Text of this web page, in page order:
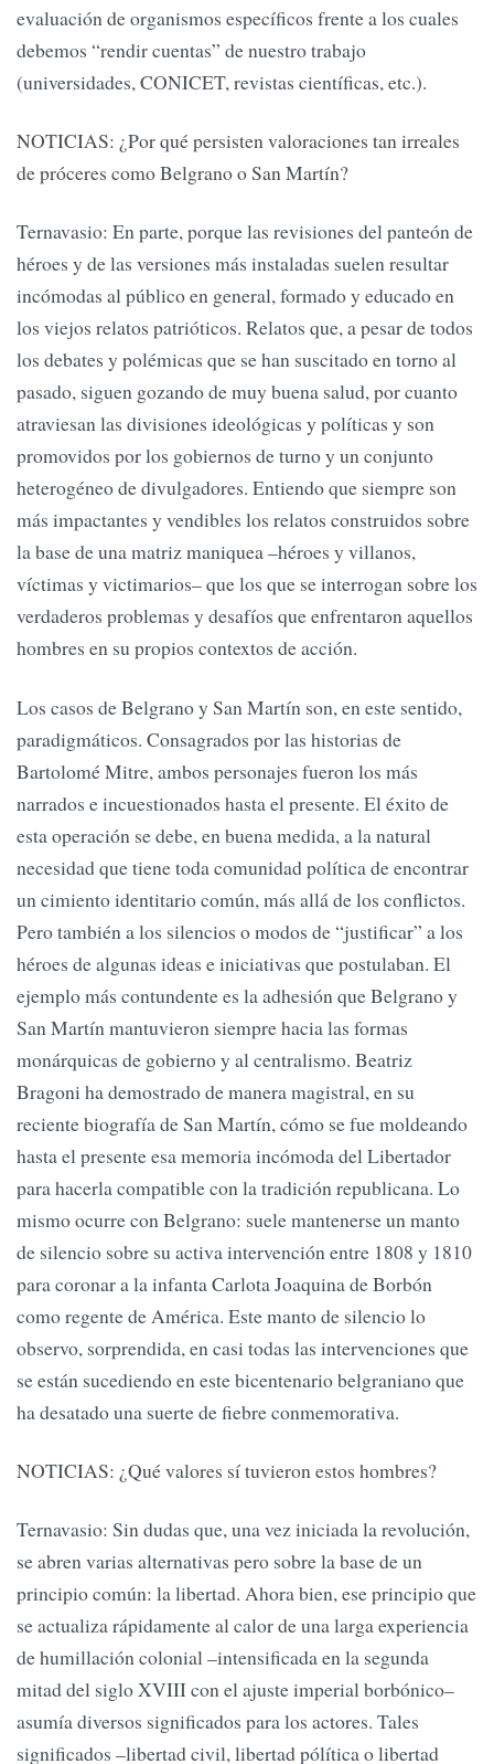
evaluación de organismos específicos frente a los cuales
debemos “rendir cuentas” de nuestro trabajo
(universidades, CONICET, revistas científicas, etc.).
NOTICIAS: ¿Por qué persisten valoraciones tan irreales
de próceres como Belgrano o San Martín?
Ternavasio: En parte, porque las revisiones del panteón de
héroes y de las versiones más instaladas suelen resultar
incómodas al público en general, formado y educado en
los viejos relatos patrióticos. Relatos que, a pesar de todos
los debates y polémicas que se han suscitado en torno al
pasado, siguen gozando de muy buena salud, por cuanto
atraviesan las divisiones ideológicas y políticas y son
promovidos por los gobiernos de turno y un conjunto
heterogéneo de divulgadores. Entiendo que siempre son
más impactantes y vendibles los relatos construidos sobre
la base de una matriz maniquea –héroes y villanos,
víctimas y victimarios– que los que se interrogan sobre los
verdaderos problemas y desafíos que enfrentaron aquellos
hombres en su propios contextos de acción.
Los casos de Belgrano y San Martín son, en este sentido,
paradigmáticos. Consagrados por las historias de
Bartolomé Mitre, ambos personajes fueron los más
narrados e incuestionados hasta el presente. El éxito de
esta operación se debe, en buena medida, a la natural
necesidad que tiene toda comunidad política de encontrar
un cimiento identitario común, más allá de los conflictos.
Pero también a los silencios o modos de “justificar” a los
héroes de algunas ideas e iniciativas que postulaban. El
ejemplo más contundente es la adhesión que Belgrano y
San Martín mantuvieron siempre hacia las formas
monárquicas de gobierno y al centralismo. Beatriz
Bragoni ha demostrado de manera magistral, en su
reciente biografía de San Martín, cómo se fue moldeando
hasta el presente esa memoria incómoda del Libertador
para hacerla compatible con la tradición republicana. Lo
mismo ocurre con Belgrano: suele mantenerse un manto
de silencio sobre su activa intervención entre 1808 y 1810
para coronar a la infanta Carlota Joaquina de Borbón
como regente de América. Este manto de silencio lo
observo, sorprendida, en casi todas las intervenciones que
se están sucediendo en este bicentenario belgraniano que
ha desatado una suerte de fiebre conmemorativa.
NOTICIAS: ¿Qué valores sí tuvieron estos hombres?
Ternavasio: Sin dudas que, una vez iniciada la revolución,
se abren varias alternativas pero sobre la base de un
principio común: la libertad. Ahora bien, ese principio que
se actualiza rápidamente al calor de una larga experiencia
de humillación colonial –intensificada en la segunda
mitad del siglo XVIII con el ajuste imperial borbónico–
asumía diversos significados para los actores. Tales
significados –libertad civil, libertad pólítica o libertad